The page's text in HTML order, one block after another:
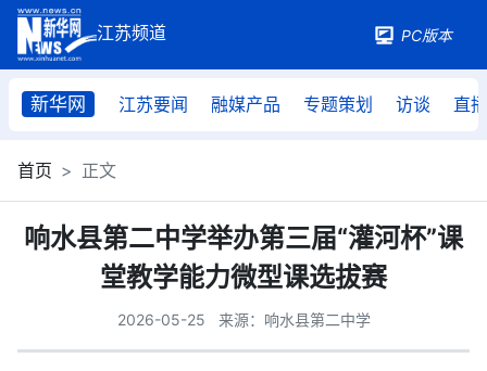
PC版本
新华网 江苏要闻 融媒产品 专题策划 访谈 直播
首页 正文
响水县第二中学举办第三届“灌河杯”课
堂教学能力微型课选拔赛
2026-05-25 来源：响水县第二中学